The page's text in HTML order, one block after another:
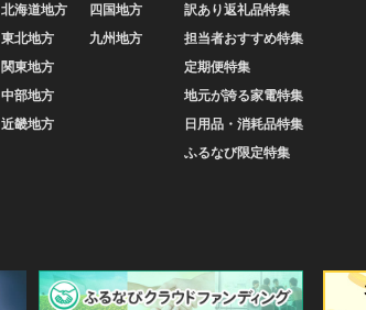
北海道地方
東北地方
関東地方
中部地方
近畿地方
四国地方
九州地方
訳あり返礼品特集
担当者おすすめ特集
定期便特集
地元が誇る家電特集
日用品・消耗品特集
ふるなび限定特集